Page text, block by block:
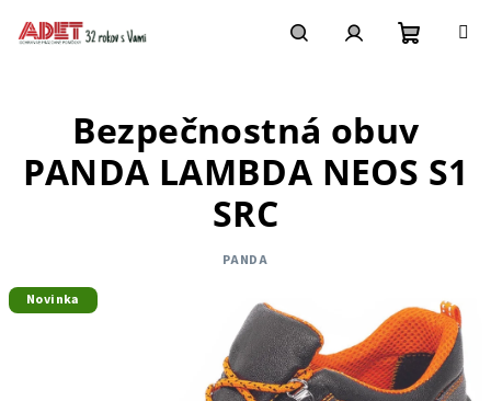
košík
Bezpečnostná obuv
PANDA LAMBDA NEOS S1
SRC
PANDA
Novinka